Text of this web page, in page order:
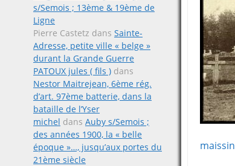
s/Semois ; 13ème & 19ème de
Ligne
Pierre Castetz dans Sainte-
Adresse, petite ville « belge »
durant la Grande Guerre
PATOUX jules ( fils ) dans
Nestor Maitrejean, 6ème rég.
d’art. 97ème batterie, dans la
bataille de l’Yser
michel dans Auby s/Semois ;
des années 1900, la « belle
époque »…, jusqu’aux portes du
21ème siècle
maissin